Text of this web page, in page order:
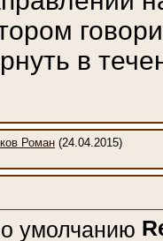
в
Роман (24.04.2015)